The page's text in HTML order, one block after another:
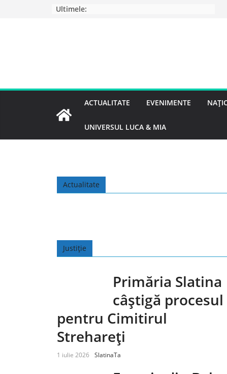
Ultimele:
ACTUALITATE EVENIMENTE
UNIVERSUL LUCA & MIA
Actualitate
Justiție
Primăria Slatina
câștigă procesul
pentru Cimitirul
Strehareți
1 iulie 2026 SlatinaTa